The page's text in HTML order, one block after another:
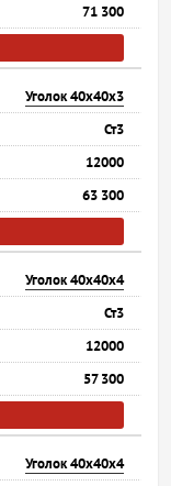
71 300
Уголок 40х40х3
Ст3
12000
63 300
Уголок 40х40х4
Ст3
12000
57 300
Уголок 40х40х4